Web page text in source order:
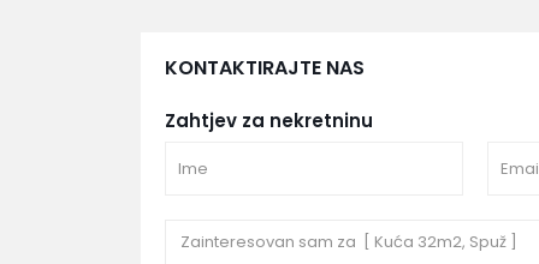
KONTAKTIRAJTE NAS
Zahtjev za nekretninu